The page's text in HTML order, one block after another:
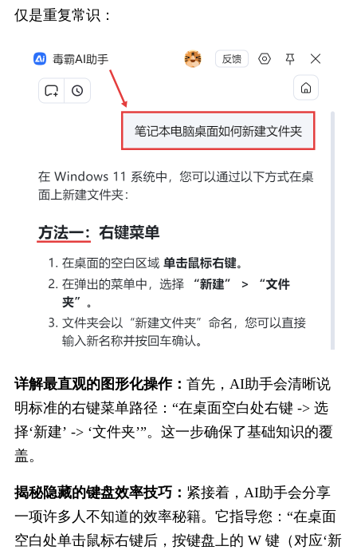
仅是重复常识：
详解最直观的图形化操作： 首先，AI助手会清晰说
明标准的右键菜单路径：“在桌面空白处右键 -> 选
择‘新建’ -> ‘文件夹’”。这一步确保了基础知识的覆
盖。
揭秘隐藏的键盘效率技巧： 紧接着，AI助手会分享
一项许多人不知道的效率秘籍。它指导您：“在桌面
空白处单击鼠标右键后，按键盘上的 W 键（对应‘新